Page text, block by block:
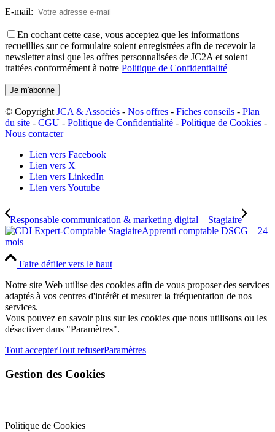
E-mail:
En cochant cette case, vous acceptez que les informations
recueillies sur ce formulaire soient enregistrées afin de recevoir la
newsletter ainsi que les offres personnalisées de JC2A et soient
traitées conformément à notre Politique de Confidentialité
© Copyright JCA & Associés - Nos offres - Fiches conseils - Plan
du site - CGU - Politique de Confidentialité - Politique de Cookies -
Nous contacter
Lien vers Facebook
Lien vers X
Lien vers LinkedIn
Lien vers Youtube
Responsable communication & marketing digital – Stagiaire
Apprenti comptable DSCG – 24
mois
Faire défiler vers le haut
Notre site Web utilise des cookies afin de vous proposer des services
adaptés à vos centres d'intérêt et mesurer la fréquentation de nos
services.
Vous pouvez en savoir plus sur les cookies que nous utilisons ou les
désactiver dans "Paramètres".
Tout accepterTout refuserParamètres
Gestion des Cookies
Politique de Cookies